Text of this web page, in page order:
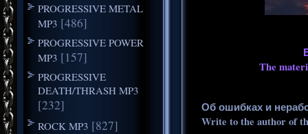
PROGRESSIVE METAL
MP3 [486]
PROGRESSIVE POWER
MP3 [157]
PROGRESSIVE
DEATH/THRASH MP3
[232]
ROCK MP3 [827]
The
Об ошибках и
Write to the author of